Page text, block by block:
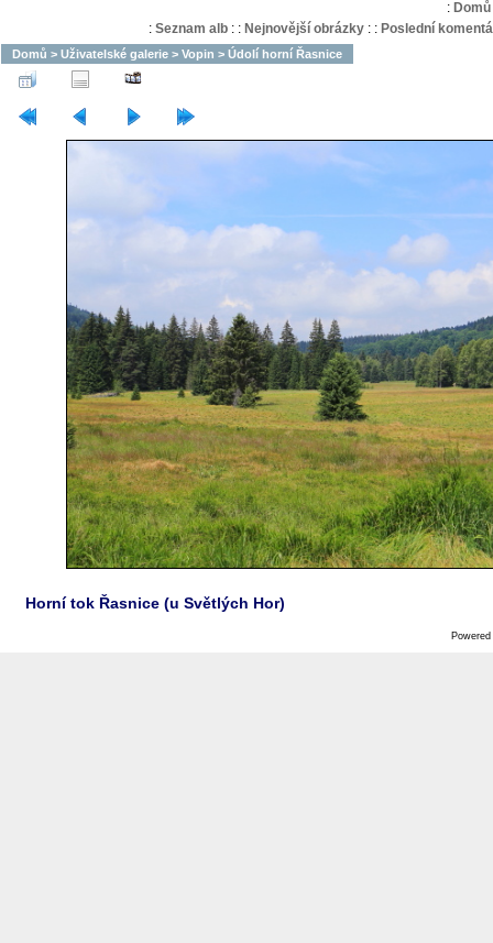
: Domů
: Seznam alb: : Nejnovější obrázky: : Poslední
Domů > Uživatelské galerie > Vopin > Údolí horní Řasnice
Horní tok Řasnice (u Světlých Hor)